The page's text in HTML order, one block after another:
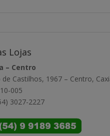
Lojas
– Centro
de Castilhos, 1967 – Centro,
005
3027-2227